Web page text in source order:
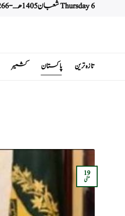
Thursday 6 شعبان 1405 هـ - 6 August 2026
تازہ ترین پاکستان کشمیر
19
مئی